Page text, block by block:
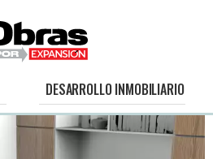
DESARROLLO INMOBILIARIO